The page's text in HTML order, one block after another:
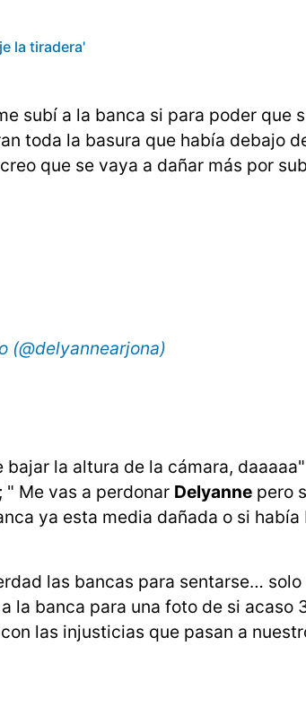
la tiradera'
subí a la banca si para poder que
toda la basura que había debajo
que se vaya a dañar más por
(@delyannearjona)
la altura de la cámara,
" Me vas a perdonar Delyanne pero
ya esta media dañada o si había
las bancas para sentarse… solo
la banca para una foto de si acaso
las injusticias que pasan a